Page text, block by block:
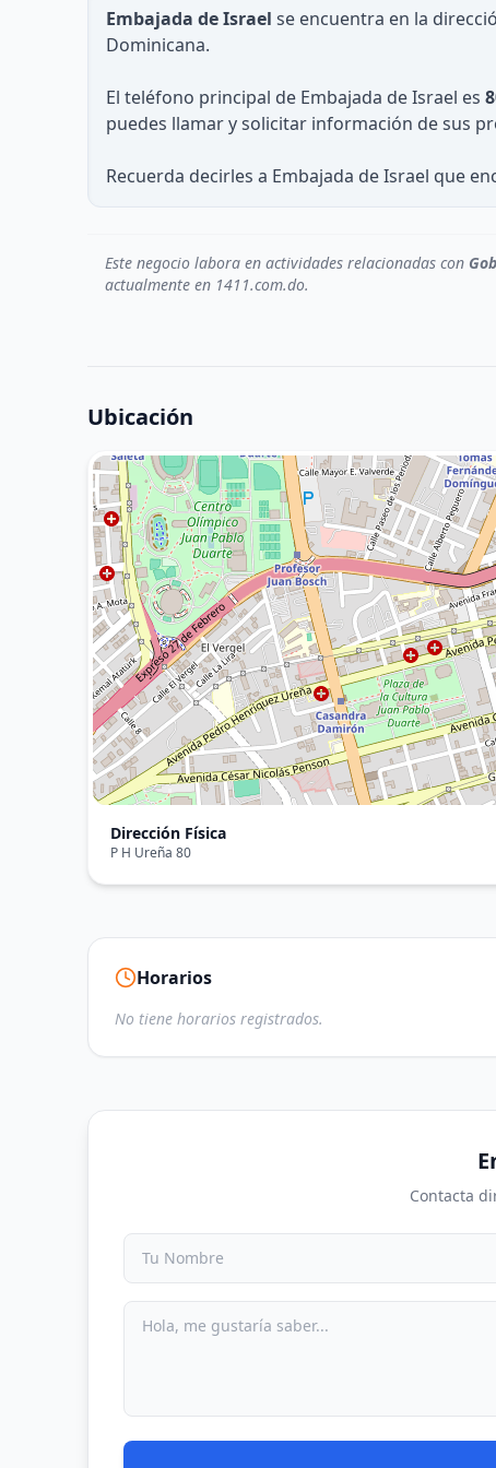
Embajada de Israel se encuentra en la
Dominicana.
El teléfono principal de Embajada de Israel es
puedes llamar y solicitar información de sus
Recuerda decirles a Embajada de Israel que
Este negocio labora en actividades relacionadas con
actualmente en 1411.com.do.
Ubicación
Dirección Física
P H Ureña 80
Horarios
No tiene horarios registrados.
Contacta